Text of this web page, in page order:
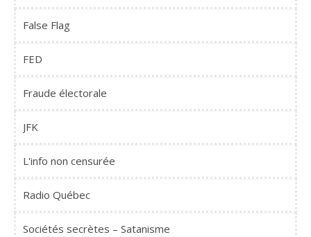
False Flag
FED
Fraude électorale
JFK
L'info non censurée
Radio Québec
Sociétés secrètes – Satanisme